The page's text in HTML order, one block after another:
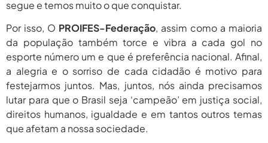
PROIFES Celebra Os 58 Anos Da
APUB...
MEC Autoriza 937 Novos Cargos Em
Institutos Federais...
agosto 6,
2026
segue e temos muito o que conquistar.
Por isso, O PROIFES-Federação, assim como a maioria
da população também torce e vibra a cada gol no
esporte número um e que é preferência nacional. Afinal,
a alegria e o sorriso de cada cidadão é motivo para
festejarmos juntos. Mas, juntos, nós ainda precisamos
lutar para que o Brasil seja ‘campeão’ em justiça social,
direitos humanos, igualdade e em tantos outros temas
que afetam a nossa sociedade.